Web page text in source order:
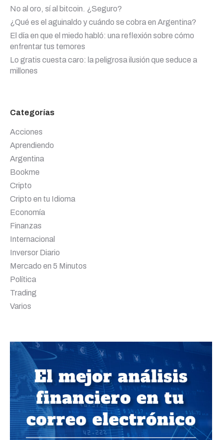
No al oro, sí al bitcoin. ¿Seguro?
¿Qué es el aguinaldo y cuándo se cobra en Argentina?
El día en que el miedo habló: una reflexión sobre cómo
enfrentar tus temores
Lo gratis cuesta caro: la peligrosa ilusión que seduce a
millones
Categorías
Acciones
Aprendiendo
Argentina
Bookme
Cripto
Cripto en tu Idioma
Economía
Finanzas
Internacional
Inversor Diario
Mercado en 5 Minutos
Política
Trading
Varios